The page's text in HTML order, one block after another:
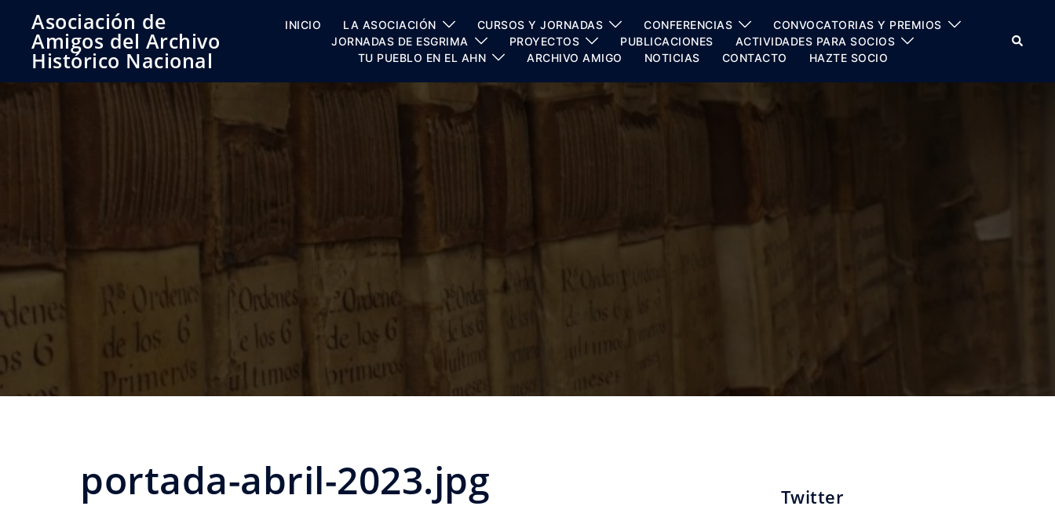
contenido
Asociación de
Amigos del Archivo
Histórico Nacional
INICIO LA ASOCIACIÓN CURSOS Y JORNADAS CONFERENCIAS
CONVOCATORIAS Y PREMIOS
JORNADAS DE ESGRIMA
PROYECTOS PUBLICACIONES
ACTIVIDADES PARA SOCIOS
TU PUEBLO EN EL AHN
ARCHIVO AMIGO NOTICIAS CONTACTO HAZTE SOCIO
Buscar
portada-abril-2023.jpg Twitter